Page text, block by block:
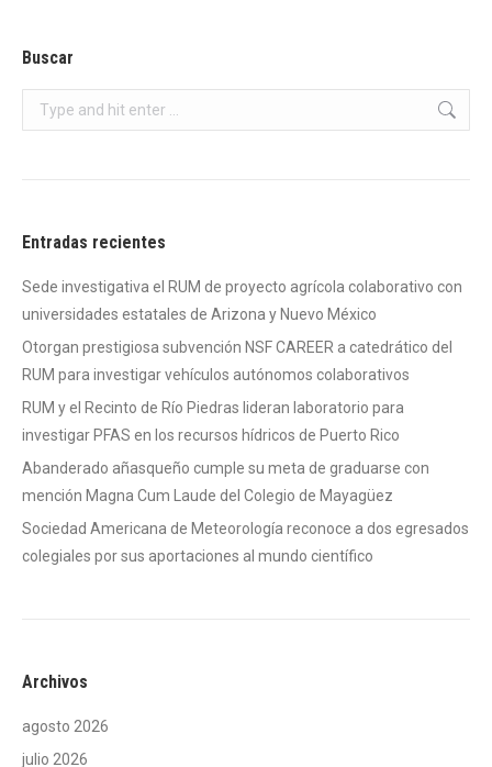
Buscar
Search:
Entradas recientes
Sede investigativa el RUM de proyecto agrícola colaborativo con
universidades estatales de Arizona y Nuevo México
Otorgan prestigiosa subvención NSF CAREER a catedrático del
RUM para investigar vehículos autónomos colaborativos
RUM y el Recinto de Río Piedras lideran laboratorio para
investigar PFAS en los recursos hídricos de Puerto Rico
Abanderado añasqueño cumple su meta de graduarse con
mención Magna Cum Laude del Colegio de Mayagüez
Sociedad Americana de Meteorología reconoce a dos egresados
colegiales por sus aportaciones al mundo científico
Archivos
agosto 2026
julio 2026